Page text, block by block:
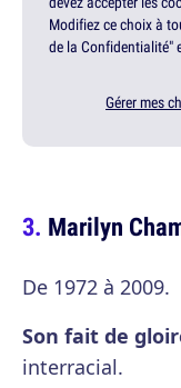
Modifiez ce choix à
de la Confidentialité"
Gérer mes
Marilyn
De 1972 à 2009.
Son fait de
interracial.